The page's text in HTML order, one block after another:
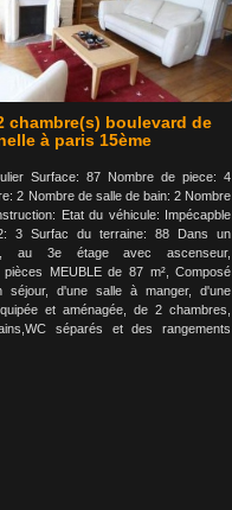
chambre(s) boulevard de
à paris 15ème
Surface: 87 Nombre de piece: 4
2 Nombre de salle de bain: 2 Nombre
Etat du véhicule: Impécapble
3 Surfac du terraine: 88 Dans un
au 3e étage avec ascenseur,
MEUBLE de 87 m², Composé
séjour, d'une salle à manger, d'une
et aménagée, de 2 chambres,
séparés et des rangements